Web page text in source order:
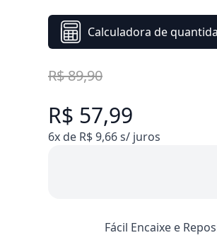
Calculadora de
R$ 89,90
R$ 57,99
6x de R$ 9,66 s/ juros
Fácil Encaixe e